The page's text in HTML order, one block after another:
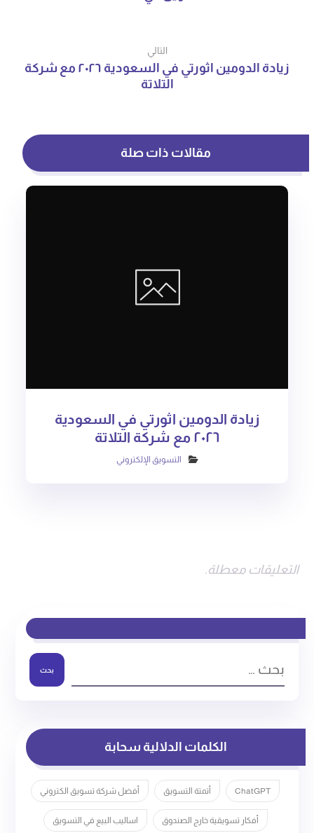
التالي
زيادة الدومين اثورتي في السعودية ٢٠٢٦ مع شركة
التلاتة
مقالات ذات صلة
زيادة الدومين اثورتي في السعودية
٢٠٢٦ مع شركة التلاتة
التسويق الإلكتروني
التعليقات معطلة.
بحث
الكلمات الدلالية سحابة
ChatGPT أتمتة التسويق أفضل شركة تسويق الكتروني
أفكار تسويقية خارج الصندوق اساليب البيع في التسويق